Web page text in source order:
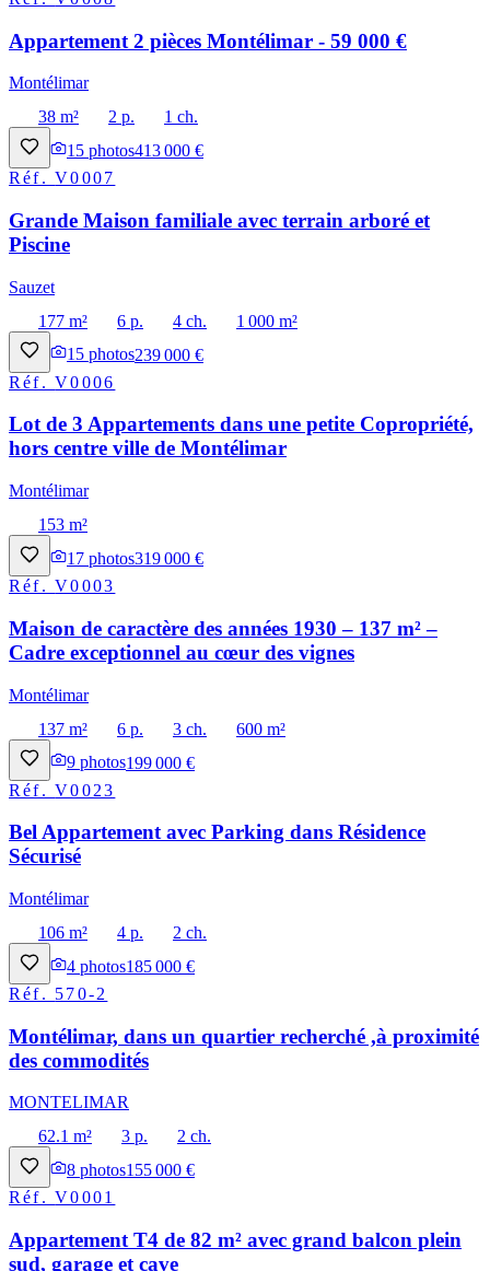
Appartement 2 pièces Montélimar - 59 000 €
Montélimar
38 m²
2 p.
1 ch.
15 photos413 000 €
Réf.V0007
Grande Maison familiale avec terrain arboré et
Piscine
Sauzet
177 m²
6 p. 4 ch.
1 000 m²
15 photos239 000 €
Réf.V0006
Lot de 3 Appartements dans une petite Copropriété,
hors centre ville de Montélimar
Montélimar
153 m²
17 photos319 000 €
Réf.V0003
Maison de caractère des années 1930 – 137 m² –
Cadre exceptionnel au cœur des vignes
Montélimar
137 m²
6 p. 3 ch.
600 m²
9 photos199 000 €
Réf.V0023
Bel Appartement avec Parking dans Résidence
Sécurisé
Montélimar
106 m²
4 p.
2 ch.
4 photos185 000 €
Réf. 570-2
Montélimar, dans un quartier recherché ,à proximité
des commodités
MONTELIMAR
62.1 m²
3 p.
2 ch.
8 photos155 000 €
Réf.V0001
Appartement T4 de 82 m² avec grand balcon plein
sud, garage et cave